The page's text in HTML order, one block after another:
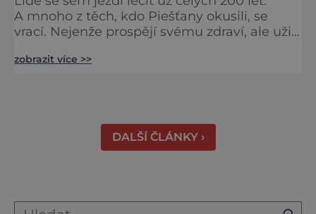
A mnoho z těch, kdo Piešťany okusili, se
vrací. Nejenže prospějí svému zdraví, ale užijí
řekne slovenské lázně, Piešťany bývají první
zobrazit více >>
DALŠÍ ČLÁNKY ›